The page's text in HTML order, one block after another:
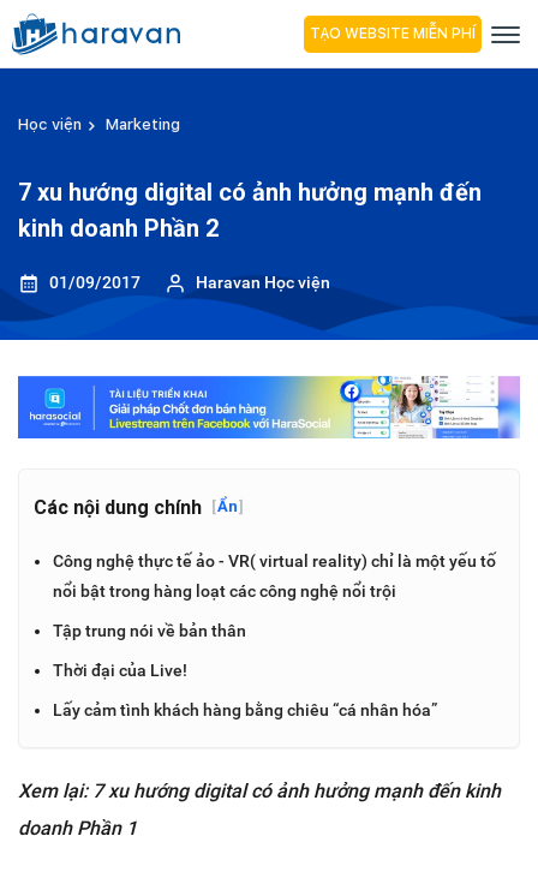
TẠO WEBSITE MIỄN PHÍ
Học viện Marketing
7 xu hướng digital có ảnh hưởng mạnh đến
kinh doanh Phần 2
01/09/2017 Haravan Học viện
Các nội dung chính [Ẩn]
Công nghệ thực tế ảo - VR( virtual reality) chỉ là một yếu tố
nổi bật trong hàng loạt các công nghệ nổi trội
Tập trung nói về bản thân
Thời đại của Live!
Lấy cảm tình khách hàng bằng chiêu “cá nhân hóa”
Xem lại: 7 xu hướng digital có ảnh hưởng mạnh đến kinh
doanh Phần 1